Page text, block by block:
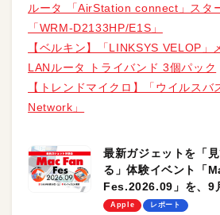
ルータ 「AirStation connect」スタ
「WRM-D2133HP/E1S」
【ベルキン】「LINKSYS VELOP
LANルータ トライバンド 3個パック
【トレンドマイクロ】「ウイルス
Network」
最新ガジェットを「
る」体験イベント「
Fes.2026.09」を、9
します！
Apple レポート